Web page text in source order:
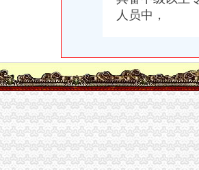
有限公司_【信用信息_诉讼信息_财务信息_注
公司南岸区南坪营业部_【电话地址_招聘信息
-重庆商业街-重庆购物狂
代理记帐_秦岛工商注册_秦岛列表网
册】-专利注册-重庆赶集网
公司变更南坪工商注册-重庆酷易搜
商注册代理代办_注册公司流程及费用-重庆
人员中，